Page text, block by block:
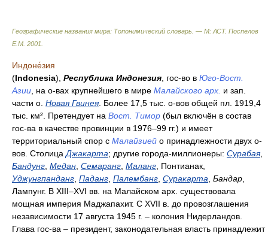
Географические названия мира: Топонимический словарь. — М: АСТ. Поспелов
Е.М. 2001
Индоне́зия
(Indonesia), Республика Индонезия , гос-во в Юго-Вост.
Азии , на о-вах крупнейшего в мире Малайского арх. и зап.
части о. Новая Гвинея. Более 17,5 тыс. о-вов общей пл. 1919,4
тыс. км². Претендует на Вост. Тимор (был включён в состав
гос-ва в качестве провинции в 1976–99 гг.) и имеет
территориальный спор с Малайзией о принадлежности двух о-
вов. Столица Джакарта; другие города-миллионеры: Сурабая,
Бандунг Медан Семаранг Маланг , Понтианак,
Уджунгпанданг Паданг Палембанг Суракарта Бандар
Лампунг. В XIII–XVI вв. на Малайском арх. существовала
мощная империя Маджапахит. С XVII в. до провозглашения
независимости 17 августа 1945 г. – колония Нидерландов.
Глава гос-ва – президент, законодательная власть принадлежит